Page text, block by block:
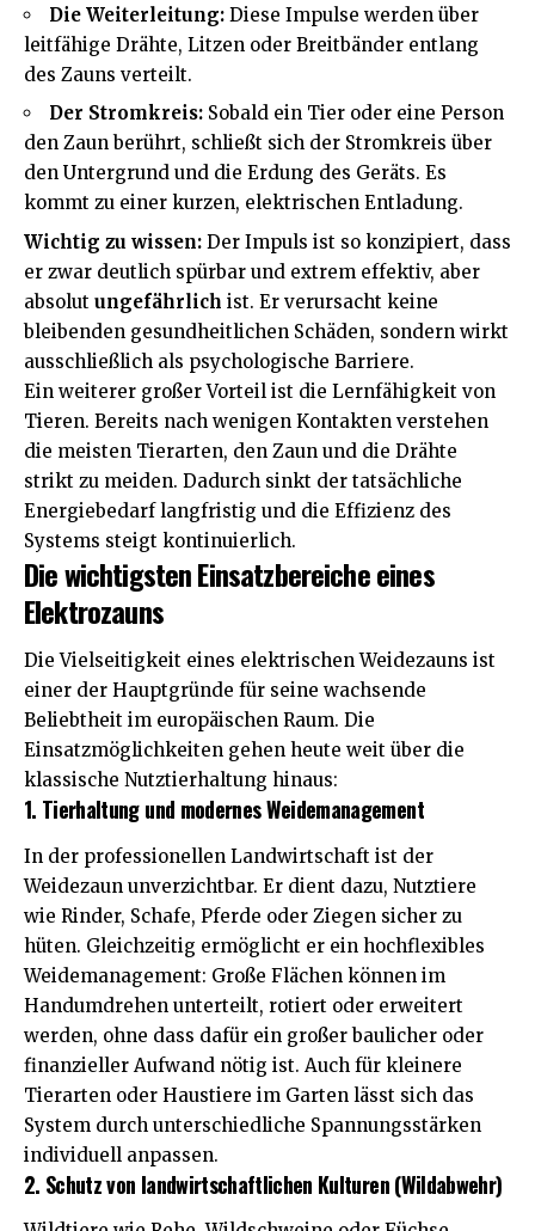
Die Weiterleitung: Diese Impulse werden über
leitfähige Drähte, Litzen oder Breitbänder entlang
des Zauns verteilt.
Der Stromkreis: Sobald ein Tier oder eine Person
den Zaun berührt, schließt sich der Stromkreis über
den Untergrund und die Erdung des Geräts. Es
kommt zu einer kurzen, elektrischen Entladung.
Wichtig zu wissen: Der Impuls ist so konzipiert, dass
er zwar deutlich spürbar und extrem effektiv, aber
absolut ungefährlich ist. Er verursacht keine
bleibenden gesundheitlichen Schäden, sondern wirkt
ausschließlich als psychologische Barriere.
Ein weiterer großer Vorteil ist die Lernfähigkeit von
Tieren. Bereits nach wenigen Kontakten verstehen
die meisten Tierarten, den Zaun und die Drähte
strikt zu meiden. Dadurch sinkt der tatsächliche
Energiebedarf langfristig und die Effizienz des
Systems steigt kontinuierlich.
Die wichtigsten Einsatzbereiche eines
Elektrozauns
Die Vielseitigkeit eines elektrischen Weidezauns ist
einer der Hauptgründe für seine wachsende
Beliebtheit im europäischen Raum. Die
Einsatzmöglichkeiten gehen heute weit über die
klassische Nutztierhaltung hinaus:
1. Tierhaltung und modernes Weidemanagement
In der professionellen Landwirtschaft ist der
Weidezaun unverzichtbar. Er dient dazu, Nutztiere
wie Rinder, Schafe, Pferde oder Ziegen sicher zu
hüten. Gleichzeitig ermöglicht er ein hochflexibles
Weidemanagement: Große Flächen können im
Handumdrehen unterteilt, rotiert oder erweitert
werden, ohne dass dafür ein großer baulicher oder
finanzieller Aufwand nötig ist. Auch für kleinere
Tierarten oder Haustiere im Garten lässt sich das
System durch unterschiedliche Spannungsstärken
individuell anpassen.
2. Schutz von landwirtschaftlichen Kulturen (Wildabwehr)